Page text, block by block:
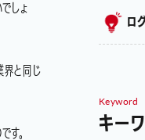
しょ
界と同じ
す。
ロ
Keyword
キー